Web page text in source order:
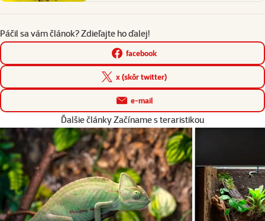
Páčil sa vám článok? Zdieľajte ho ďalej!
facebook
x (skôr twitter)
e-mail
Ďalšie články Začíname s teraristikou